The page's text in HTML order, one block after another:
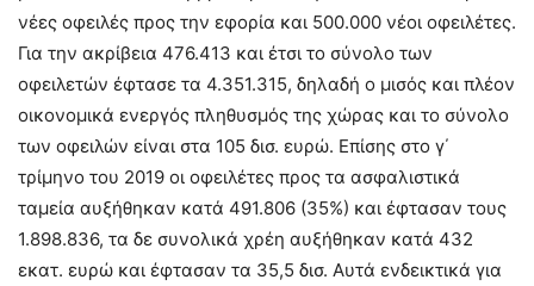
νέες οφειλές προς την εφορία και 500.000 νέοι οφειλέτες.
Για την ακρίβεια 476.413 και έτσι το σύνολο των
οφειλετών έφτασε τα 4.351.315, δηλαδή ο μισός και πλέον
οικονομικά ενεργός πληθυσμός της χώρας και το σύνολο
των οφειλών είναι στα 105 δισ. ευρώ. Επίσης στο γ΄
τρίμηνο του 2019 οι οφειλέτες προς τα ασφαλιστικά
ταμεία αυξήθηκαν κατά 491.806 (35%) και έφτασαν τους
1.898.836, τα δε συνολικά χρέη αυξήθηκαν κατά 432
εκατ. ευρώ και έφτασαν τα 35,5 δισ. Αυτά ενδεικτικά για